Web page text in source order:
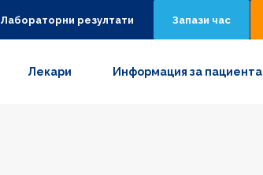
Лабораторни резултати Запази час
Лекари Информация за пациента